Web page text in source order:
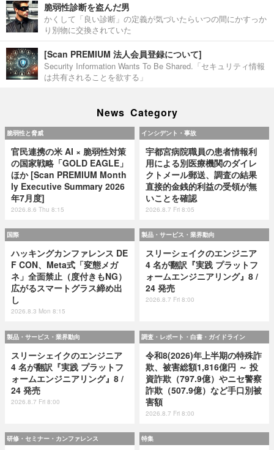
脆弱性診断を盗んだ男
かくして「良い診断」の定義が気づいたらいつの間にかすっか
り別物に交換されていた
[Scan PREMIUM 法人会員登録について]
Security Information Wants To Be Shared.「セキュリティ情報
は共有されることを欲する」
News Category
脆弱性と脅威
官民連携の米 AI × 脆弱性対策
の国家戦略「GOLD EAGLE」
ほか [Scan PREMIUM Month
ly Executive Summary 2026
年7月度]
2026.8.6 Thu 8:15
インシデント・事故
宇都宮病院職員の患者情報利
用による別医療機関のダイレ
クトメール郵送、調査の結果
直接的金銭的利益の受領が無
いことを確認
2026.8.7 Fri 8:05
国際
ハッキングカンファレンス DE
F CON、Meta式「変態メガ
ネ」全面禁止（度付きもNG）
広がるスマートグラス締め出
し
2026.8.3 Mon 8:15
製品・サービス・業界動向
スリーシェイクのエンジニア
4 名が翻訳『実践 プラットフ
ォームエンジニアリング』8 /
24 発売
2026.8.7 Fri 8:00
製品・サービス・業界動向
スリーシェイクのエンジニア
4 名が翻訳『実践 プラットフ
ォームエンジニアリング』8 /
24 発売
2026.8.7 Fri 8:00
調査・レポート・白書・ガイドライン
令和8(2026)年上半期の特殊詐
欺、被害総額1,816億円 ～ 投
資詐欺（797.9億）やニセ警察
詐欺（507.9億）など手口別被
害額
2026.8.7 Fri 8:00
研修・セミナー・カンファレンス 特集